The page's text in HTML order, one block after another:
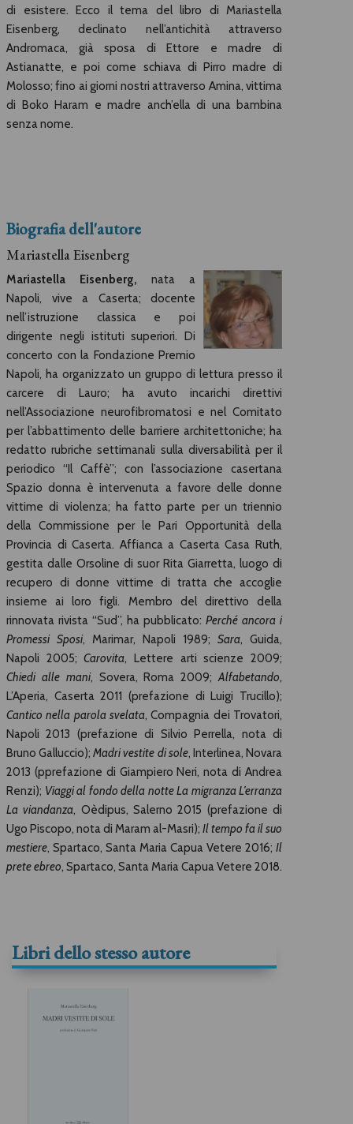
di esistere. Ecco il tema del libro di Mariastella
Eisenberg, declinato nell’antichità attraverso
Andromaca, già sposa di Ettore e madre di
Astianatte, e poi come schiava di Pirro madre di
Molosso; fino ai giorni nostri attraverso Amina, vittima
di Boko Haram e madre anch’ella di una bambina
senza nome.
Biografia dell'autore
Mariastella Eisenberg
Mariastella Eisenberg, nata a
Napoli, vive a Caserta; docente
nell’istruzione classica e poi
dirigente negli istituti superiori. Di
concerto con la Fondazione Premio
Napoli, ha organizzato un gruppo di lettura presso il
carcere di Lauro; ha avuto incarichi direttivi
nell’Associazione neurofibromatosi e nel Comitato
per l’abbattimento delle barriere architettoniche; ha
redatto rubriche settimanali sulla diversabilità per il
periodico “Il Caffè”; con l’associazione casertana
Spazio donna è intervenuta a favore delle donne
vittime di violenza; ha fatto parte per un triennio
della Commissione per le Pari Opportunità della
Provincia di Caserta. Affianca a Caserta Casa Ruth,
gestita dalle Orsoline di suor Rita Giarretta, luogo di
recupero di donne vittime di tratta che accoglie
insieme ai loro figli. Membro del direttivo della
rinnovata rivista “Sud”, ha pubblicato: Perché ancora i
Promessi Sposi, Marimar, Napoli 1989; Sara, Guida,
Napoli 2005;Carovita, Lettere arti scienze 2009;
Chiedi alle mani, Sovera, Roma 2009;Alfabetando,
L’Aperia, Caserta 2011 (prefazione di Luigi Trucillo);
Cantico nella parola svelata, Compagnia dei Trovatori,
Napoli 2013 (prefazione di Silvio Perrella, nota di
Bruno Galluccio);Madri vestite di sole, Interlinea, Novara
2013 (pprefazione di Giampiero Neri, nota di Andrea
Renzi); Viaggi al fondo della notte La migranza L’erranza
La viandanza, Oèdipus, Salerno 2015 (prefazione di
Ugo Piscopo, nota di Maram al-Masri); Il tempo fa il suo
mestiere, Spartaco, Santa Maria Capua Vetere 2016; Il
prete ebreo, Spartaco, Santa Maria Capua Vetere 2018.
Libri dello stesso autore